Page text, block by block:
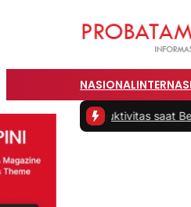
NASIONAL
Produktivitas saat Bekerja dari